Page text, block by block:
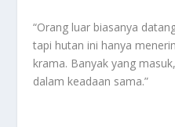
“Orang luar biasanya
tapi hutan ini hanya
krama. Banyak yang
dalam keadaan sama.”